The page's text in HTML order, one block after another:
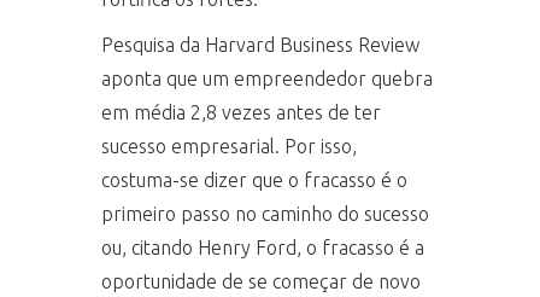
Pesquisa da Harvard Business Review
aponta que um empreendedor quebra
em média 2,8 vezes antes de ter
sucesso empresarial. Por isso,
costuma-se dizer que o fracasso é o
primeiro passo no caminho do sucesso
ou, citando Henry Ford, o fracasso é a
oportunidade de se começar de novo